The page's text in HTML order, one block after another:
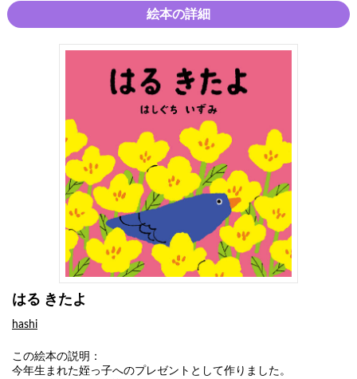
絵本の詳細
はる きたよ
hashi
この絵本の説明：
今年生まれた姪っ子へのプレゼントとして作りました。